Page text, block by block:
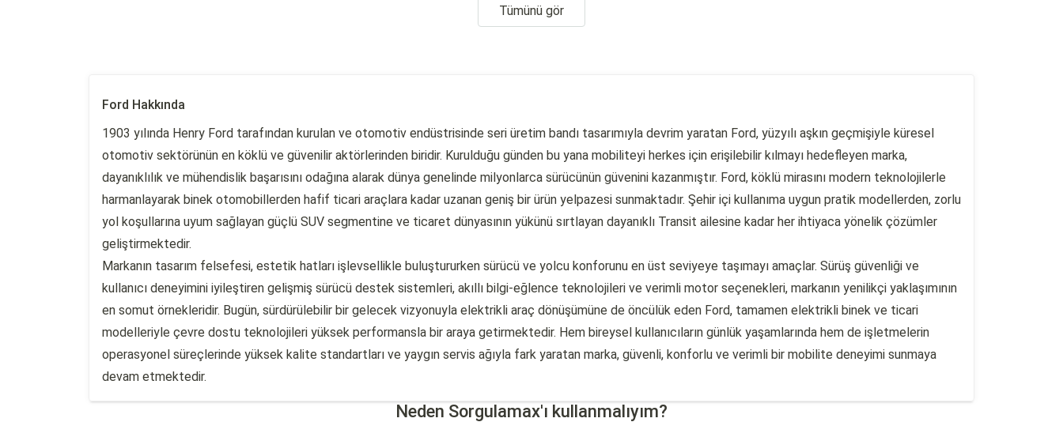
Tümünü gör
Ford Hakkında
1903 yılında Henry Ford tarafından kurulan ve otomotiv endüstrisinde seri üretim bandı tasarımıyla devrim yaratan Ford, yüzyılı aşkın geçmişiyle küresel
otomotiv sektörünün en köklü ve güvenilir aktörlerinden biridir. Kurulduğu günden bu yana mobiliteyi herkes için erişilebilir kılmayı hedefleyen marka,
dayanıklılık ve mühendislik başarısını odağına alarak dünya genelinde milyonlarca sürücünün güvenini kazanmıştır. Ford, köklü mirasını modern teknolojilerle
harmanlayarak binek otomobillerden hafif ticari araçlara kadar uzanan geniş bir ürün yelpazesi sunmaktadır. Şehir içi kullanıma uygun pratik modellerden, zorlu
yol koşullarına uyum sağlayan güçlü SUV segmentine ve ticaret dünyasının yükünü sırtlayan dayanıklı Transit ailesine kadar her ihtiyaca yönelik çözümler
geliştirmektedir.
Markanın tasarım felsefesi, estetik hatları işlevsellikle buluştururken sürücü ve yolcu konforunu en üst seviyeye taşımayı amaçlar. Sürüş güvenliği ve
kullanıcı deneyimini iyileştiren gelişmiş sürücü destek sistemleri, akıllı bilgi-eğlence teknolojileri ve verimli motor seçenekleri, markanın yenilikçi yaklaşımının
en somut örnekleridir. Bugün, sürdürülebilir bir gelecek vizyonuyla elektrikli araç dönüşümüne de öncülük eden Ford, tamamen elektrikli binek ve ticari
modelleriyle çevre dostu teknolojileri yüksek performansla bir araya getirmektedir. Hem bireysel kullanıcıların günlük yaşamlarında hem de işletmelerin
operasyonel süreçlerinde yüksek kalite standartları ve yaygın servis ağıyla fark yaratan marka, güvenli, konforlu ve verimli bir mobilite deneyimi sunmaya
devam etmektedir.
Neden Sorgulamax'ı kullanmalıyım?